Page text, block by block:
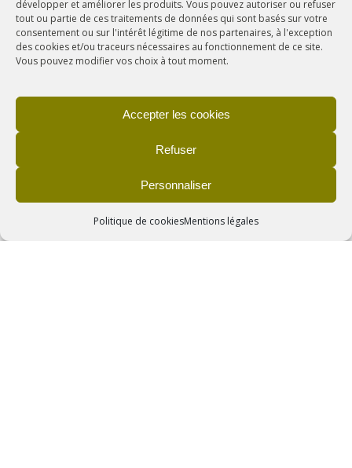
développer et améliorer les produits. Vous pouvez autoriser ou refuser
tout ou partie de ces traitements de données qui sont basés sur votre
consentement ou sur l'intérêt légitime de nos partenaires, à l'exception
des cookies et/ou traceurs nécessaires au fonctionnement de ce site.
Vous pouvez modifier vos choix à tout moment.
Accepter les cookies
Refuser
Personnaliser
Politique de cookiesMentions légales